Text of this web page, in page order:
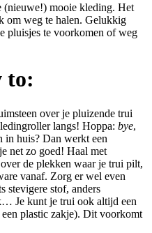
(nieuwe!) mooie kleding. Het
om weg te halen. Gelukkig
pluisjes te voorkomen of weg
to:
over je pluizende trui
langs! Hoppa: bye,
in huis? Dan werkt een
net zo goed! Haal met
de plekken waar je trui pilt,
vanaf. Zorg er wel even
stevigere stof, anders
Je kunt je trui ook altijd een
plastic zakje). Dit voorkomt